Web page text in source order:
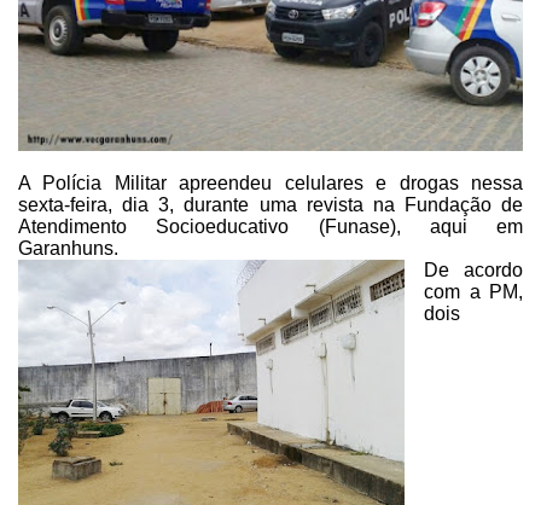
A Polícia Militar apreendeu celulares e drogas nessa
sexta-feira, dia 3, durante uma revista na Fundação de
Atendimento Socioeducativo (Funase), aqui em
Garanhuns.
De acordo
com a PM,
dois